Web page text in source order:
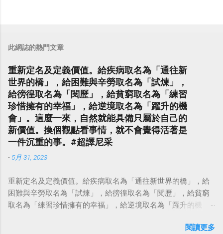
此網誌的熱門文章
重新定名及定義價值。給疾病取名為「通往新
世界的橋」，給困難與辛勞取名為「試煉」，
給徬徨取名為「閱歷」，給貧窮取名為「練習
珍惜擁有的幸福」，給逆境取名為「躍升的機
會」。這麼一來，自然就能具備只屬於自己的
新價值。換個觀點看事情，就不會覺得活著是
一件沉重的事。#超譯尼采
- 5月 31, 2023
重新定名及定義價值。給疾病取名為「通往新世界的橋」，給
困難與辛勞取名為「試煉」，給徬徨取名為「閱歷」，給貧窮
取名為「練習珍惜擁有的幸福」，給逆境取名為「躍升的機
點看事情，就不會覺得活著是一件沉重的事。#超譯尼采 — 中
閱讀更多